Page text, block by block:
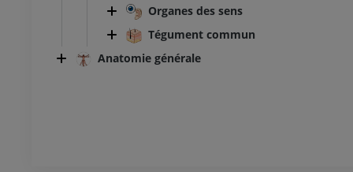
Organes des sens
Tégument commun
Anatomie générale